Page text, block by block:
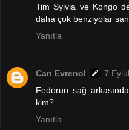
Tim Sylvia ve Kongo
daha çok benziyolar
Yanıtla
Can Evrenol
7
Fedorun sağ
kim?
Yanıtla